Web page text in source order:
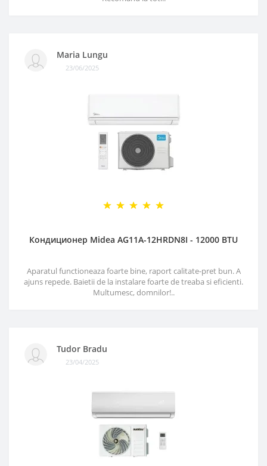
Maria Lungu
23/06/2025
Кондиционер Midea AG11A-12HRDN8I - 12000 BTU
Aparatul functioneaza foarte bine, raport calitate-pret bun. A
ajuns repede. Baietii de la instalare foarte de treaba si eficienti.
Multumesc, domnilor!..
Tudor Bradu
23/04/2025